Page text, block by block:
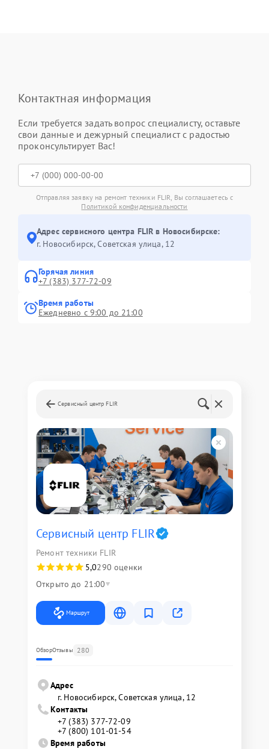
Контактная информация
Если требуется задать вопрос специалисту, оставьте
свои данные и дежурный специалист с радостью
проконсультирует Вас!
Отправляя заявку на ремонт техники FLIR, Вы соглашаетесь с
Политикой конфиденциальности
Адрес сервисного центра FLIR в Новосибирске:
г. Новосибирск, Советская улица, 12
Горячая линия
+7 (383) 377-72-09
Время работы
Ежедневно с 9:00 до 21:00
Сервисный центр FLIR
Сервисный центр FLIR
Ремонт техники FLIR
5,0290 оценки
Открыто до 21:00
Маршрут
ОбзорОтзывы 280
Адрес
г. Новосибирск, Советская улица, 12
Контакты
+7 (383) 377-72-09
+7 (800) 101-01-54
Время работы